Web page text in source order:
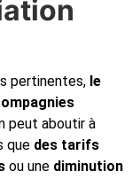
pertinentes, le
peut aboutir à
que des tarifs
ou une diminution